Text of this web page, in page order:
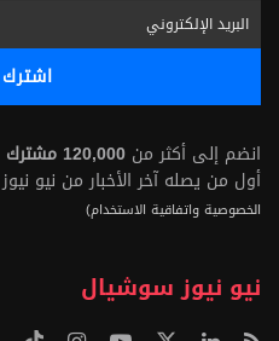
انضم إلى أكثر من 120,000 مشترك
أول من يصله آخر الأخبار من نيو نيوز
الخصوصية واتفاقية الاستخدام)
نيو نيوز سوشيال